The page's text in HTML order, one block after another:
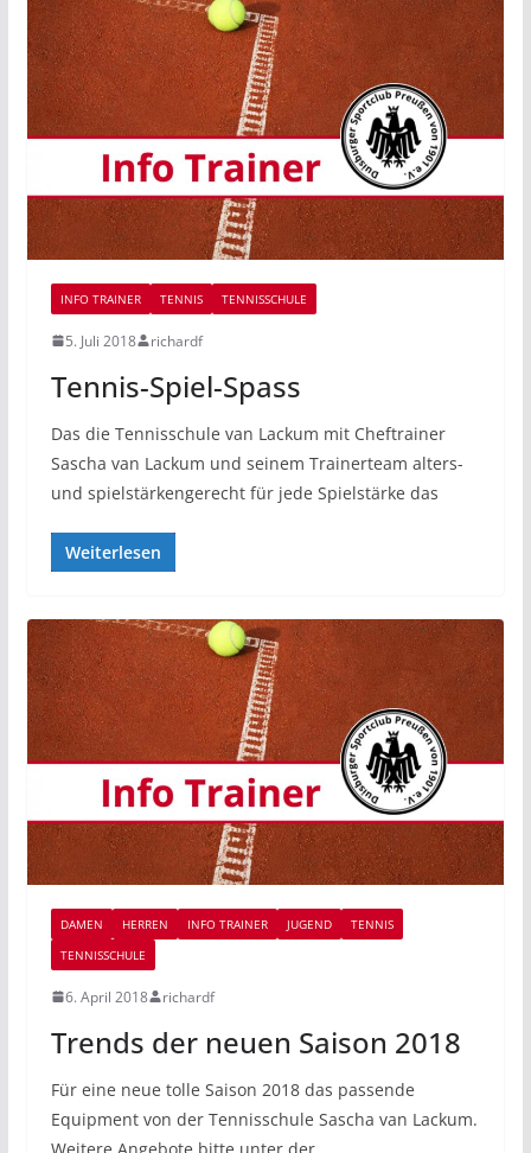
INFO TRAINER TENNIS TENNISSCHULE
5. Juli 2018 richardf
Tennis-Spiel-Spass
Das die Tennisschule van Lackum mit Cheftrainer
Sascha van Lackum und seinem Trainerteam alters-
und spielstärkengerecht für jede Spielstärke das
Weiterlesen
DAMEN HERREN INFO TRAINER JUGEND
TENNIS
TENNISSCHULE
6. April 2018 richardf
Trends der neuen Saison 2018
Für eine neue tolle Saison 2018 das passende
Equipment von der Tennisschule Sascha van Lackum.
Weitere Angebote bitte unter der